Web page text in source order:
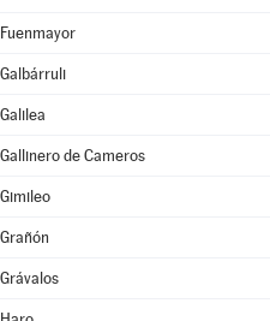
Fuenmayor
Galbárruli
Galilea
Gallinero de Cameros
Gimileo
Grañón
Grávalos